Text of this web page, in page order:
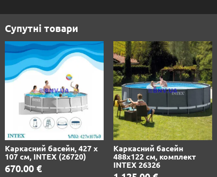
Супутні товари
Каркасний басейн, 427 х
107 см, INTEX (26720)
670.00 €
Каркасний басейн
488х122 см, комплект
INTEX 26326